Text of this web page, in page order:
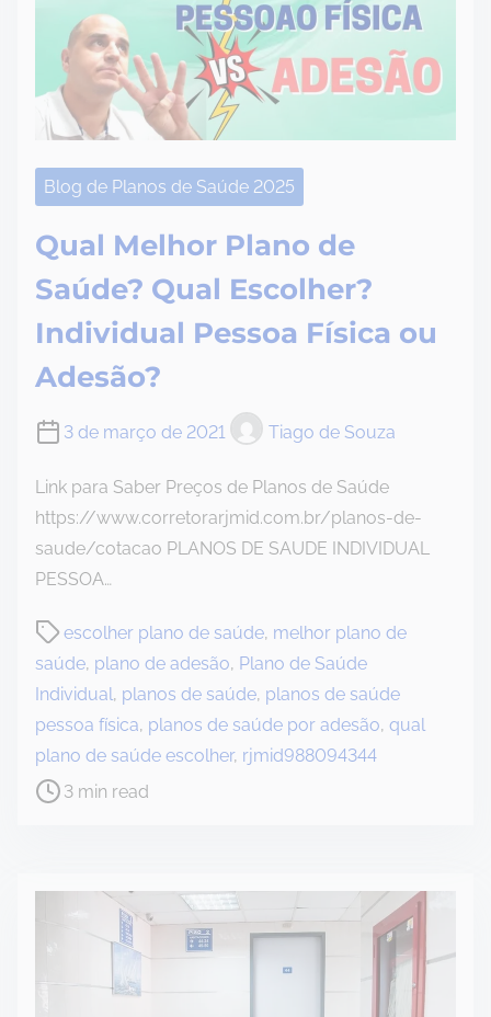
Blog de Planos de Saúde 2025
Qual Melhor Plano de
Saúde? Qual Escolher?
Individual Pessoa Física ou
Adesão?
3 de março de 2021 Tiago de Souza
Link para Saber Preços de Planos de Saúde
https://www.corretorarjmid.com.br/planos-de-
saude/cotacao PLANOS DE SAUDE INDIVIDUAL
PESSOA…
escolher plano de saúde, melhor plano de
saúde, plano de adesão, Plano de Saúde
Individual, planos de saúde, planos de saúde
pessoa física, planos de saúde por adesão, qual
plano de saúde escolher, rjmid988094344
P
o
s
t
r
e
3 min read